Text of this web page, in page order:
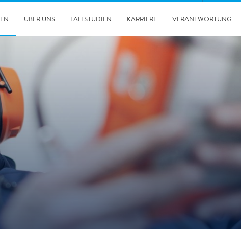
ÜBER UNS FALLSTUDIEN KARRIERE VERANTWORTUNG
30.06.2026
Unsere POLYGON Ente wieder im Auslandseinsatz